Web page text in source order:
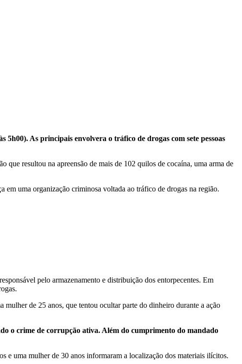
As principais envolvera o tráfico de drogas com sete pessoas
que resultou na apreensão de mais de 102 quilos de cocaína, uma arma de
uma organização criminosa voltada ao tráfico de drogas na região.
pelo armazenamento e distribuição dos entorpecentes. Em
de 25 anos, que tentou ocultar parte do dinheiro durante a ação
o crime de corrupção ativa. Além do cumprimento do mandado
e uma mulher de 30 anos informaram a localização dos materiais ilícitos.